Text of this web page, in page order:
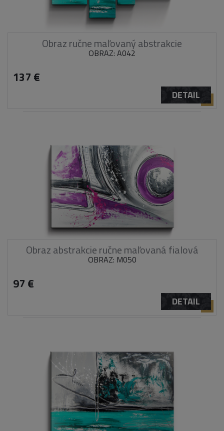
Obraz ručne maľovaný abstrakcie
OBRAZ: A042
137 €
DETAIL
Obraz abstrakcie ručne maľovaná fialová
OBRAZ: M050
97 €
DETAIL